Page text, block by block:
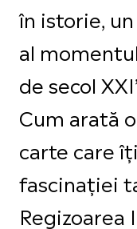
în istorie,
al
de secol
Cum arată
carte care
fascinației
Regizoarea